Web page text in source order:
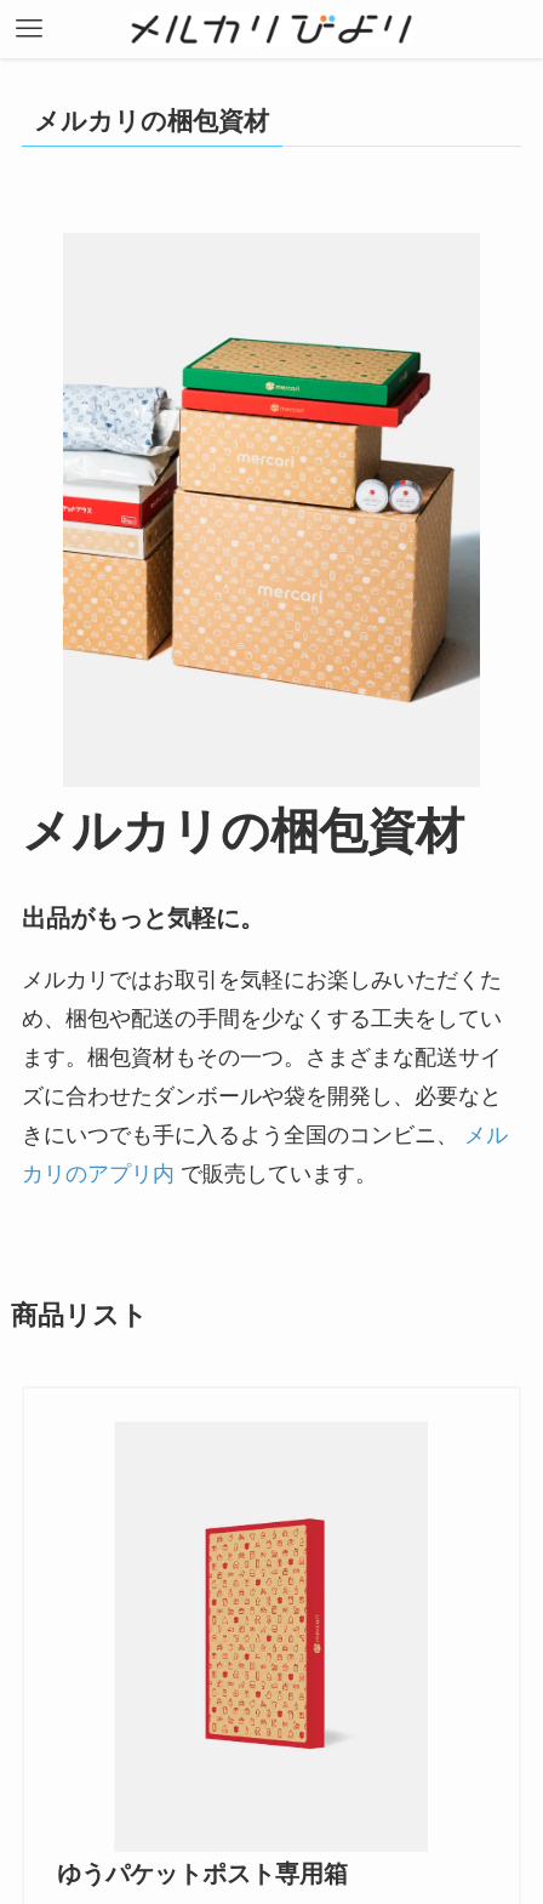
メルカリの梱包資材
メルカリの梱包資材
出品がもっと気軽に。
メルカリではお取引を気軽にお楽しみいただくた
め、梱包や配送の手間を少なくする工夫をしてい
ます。梱包資材もその一つ。さまざまな配送サイ
ズに合わせたダンボールや袋を開発し、必要なと
きにいつでも手に入るよう全国のコンビニ、
メル
カリのアプリ内 で販売しています。
商品リスト
ゆうパケットポスト専用箱